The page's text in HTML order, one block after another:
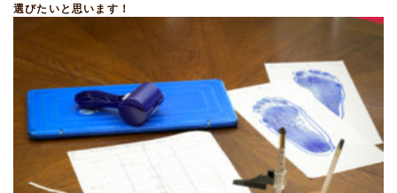
選びたいと思います！